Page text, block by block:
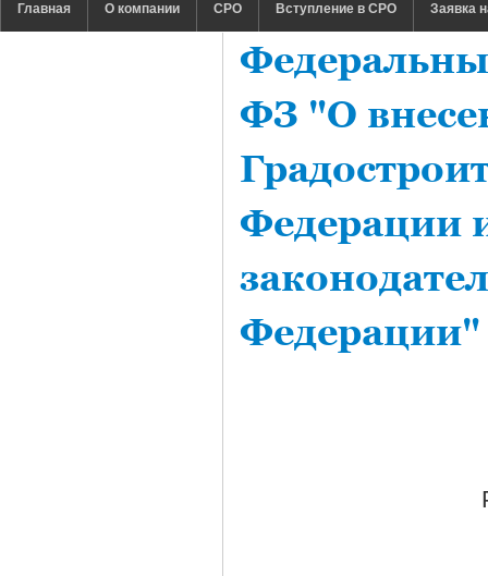
Главная
О компании СРО Вступление в СРО Заявка
ФЗ "О
Федерации
Федерации"